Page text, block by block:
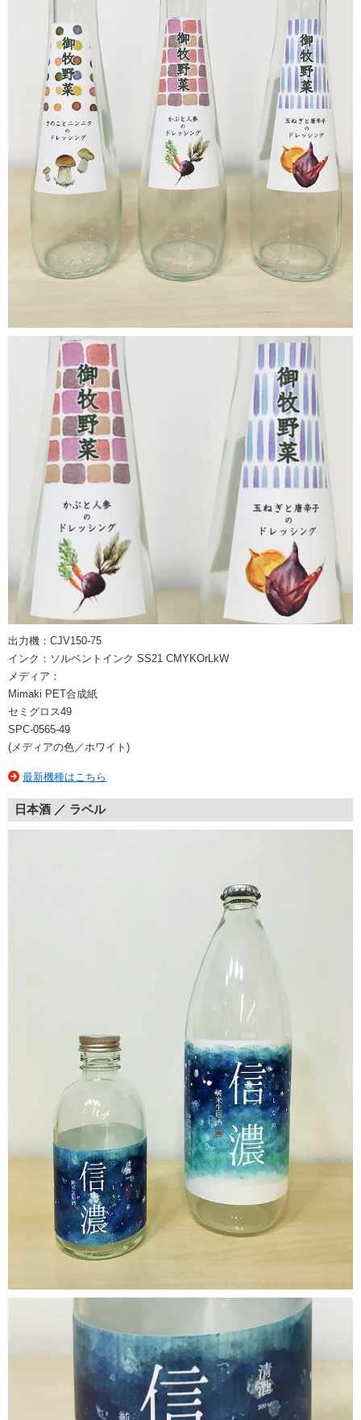
出力機：CJV150-75
インク：ソルベントインク SS21 CMYKOrLkW
メディア：
Mimaki PET合成紙
セミグロス49
SPC-0565-49
(メディアの色／ホワイト)
最新機種はこちら
日本酒 ／ ラベル